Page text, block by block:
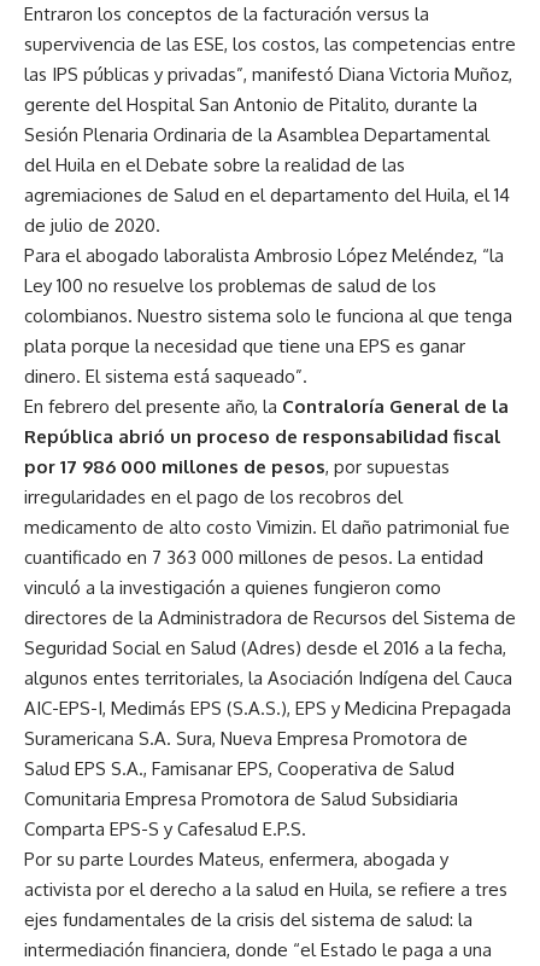
Entraron los conceptos de la facturación versus la
supervivencia de las ESE, los costos, las competencias entre
las IPS públicas y privadas”, manifestó Diana Victoria Muñoz,
gerente del Hospital San Antonio de Pitalito, durante la
Sesión Plenaria Ordinaria de la Asamblea Departamental
del Huila en el Debate sobre la realidad de las
agremiaciones de Salud en el departamento del Huila, el 14
de julio de 2020.
Para el abogado laboralista Ambrosio López Meléndez, “la
Ley 100 no resuelve los problemas de salud de los
colombianos. Nuestro sistema solo le funciona al que tenga
plata porque la necesidad que tiene una EPS es ganar
dinero. El sistema está saqueado”.
En febrero del presente año, la Contraloría General de la
República abrió un proceso de responsabilidad fiscal
por 17 986 000 millones de pesos, por supuestas
irregularidades en el pago de los recobros del
medicamento de alto costo Vimizin. El daño patrimonial fue
cuantificado en 7 363 000 millones de pesos. La entidad
vinculó a la investigación a quienes fungieron como
directores de la Administradora de Recursos del Sistema de
Seguridad Social en Salud (Adres) desde el 2016 a la fecha,
algunos entes territoriales, la Asociación Indígena del Cauca
AIC-EPS-I, Medimás EPS (S.A.S.), EPS y Medicina Prepagada
Suramericana S.A. Sura, Nueva Empresa Promotora de
Salud EPS S.A., Famisanar EPS, Cooperativa de Salud
Comunitaria Empresa Promotora de Salud Subsidiaria
Comparta EPS-S y Cafesalud E.P.S.
Por su parte Lourdes Mateus, enfermera, abogada y
activista por el derecho a la salud en Huila, se refiere a tres
ejes fundamentales de la crisis del sistema de salud: la
intermediación financiera, donde “el Estado le paga a una